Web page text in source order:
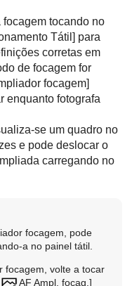
tocando no
Tátil] para
corretas em
de focagem for
focagem]
enquanto fotografa
se um quadro no
e pode deslocar o
carregando no
focagem, pode
a no painel tátil.
focagem, volte a tocar
AF Ampl. focag.]